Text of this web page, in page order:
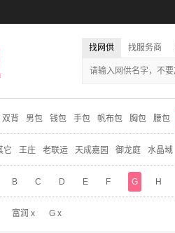
找网供 找服务商
双背 男包 钱包 手包 帆布包 胸包 腰包
它 王庄 老联运 天成嘉园 御龙庭 水晶域
B C D E F G H
富润 x G x